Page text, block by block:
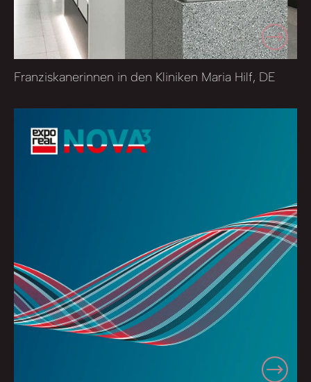
Franziskanerinnen in den Kliniken Maria Hilf, DE